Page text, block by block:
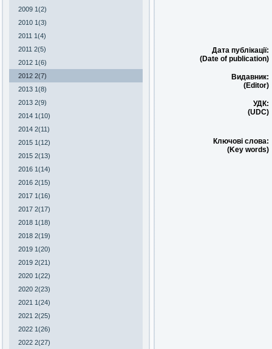
2009 1(2)
2010 1(3)
2011 1(4)
2011 2(5)
2012 1(6)
2012 2(7)
2013 1(8)
2013 2(9)
2014 1(10)
2014 2(11)
2015 1(12)
2015 2(13)
2016 1(14)
2016 2(15)
2017 1(16)
2017 2(17)
2018 1(18)
2018 2(19)
2019 1(20)
2019 2(21)
2020 1(22)
2020 2(23)
2021 1(24)
2021 2(25)
2022 1(26)
2022 2(27)
Дата публікації:
(Date of publication)
Видавник:
(Editor)
УДК:
(UDC)
Ключові слова:
(Key words)